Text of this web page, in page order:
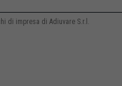
di impresa di Adiuvare S.r.l.